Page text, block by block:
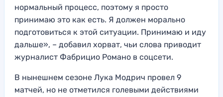
нормальный процесс, поэтому я просто
принимаю это как есть. Я должен морально
подготовиться к этой ситуации. Принимаю и иду
дальше», – добавил хорват, чьи слова приводит
журналист Фабрицио Романо в соцсети.
В нынешнем сезоне Лука Модрич провел 9
матчей, но не отметился голевыми действиями